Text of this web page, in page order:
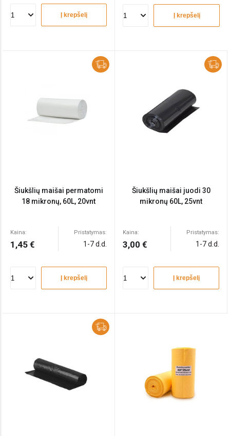
Į krepšelį Į krepšelį
Šiukšlių maišai permatomi
18 mikronų, 60L, 20vnt
Kaina:
1,45 €
Pristatymas:
1-7 d.d.
Į krepšelį
Šiukšlių maišai juodi 30
mikronų 60L, 25vnt
Kaina:
3,00 €
Pristatymas:
1-7 d.d.
Į krepšelį